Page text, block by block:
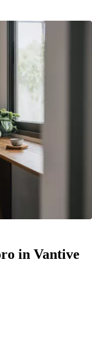
in Vantive